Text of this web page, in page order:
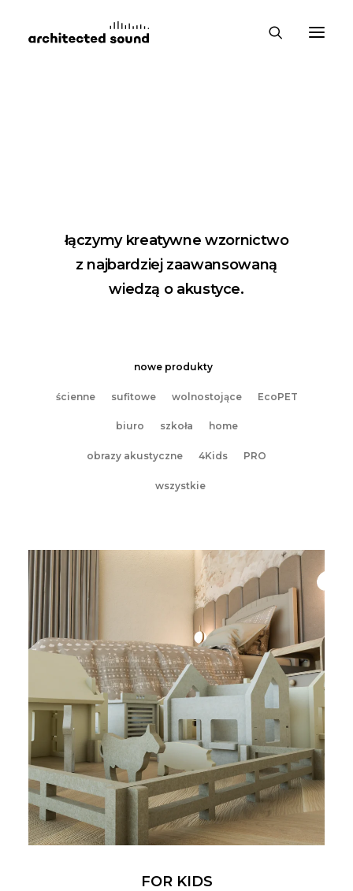
łączymy kreatywne wzornictwo
z najbardziej zaawansowaną
wiedzą o akustyce.
nowe produkty
ścienne sufitowe wolnostojące EcoPET
biuro szkoła home
obrazy akustyczne 4Kids PRO
wszystkie
FOR KIDS